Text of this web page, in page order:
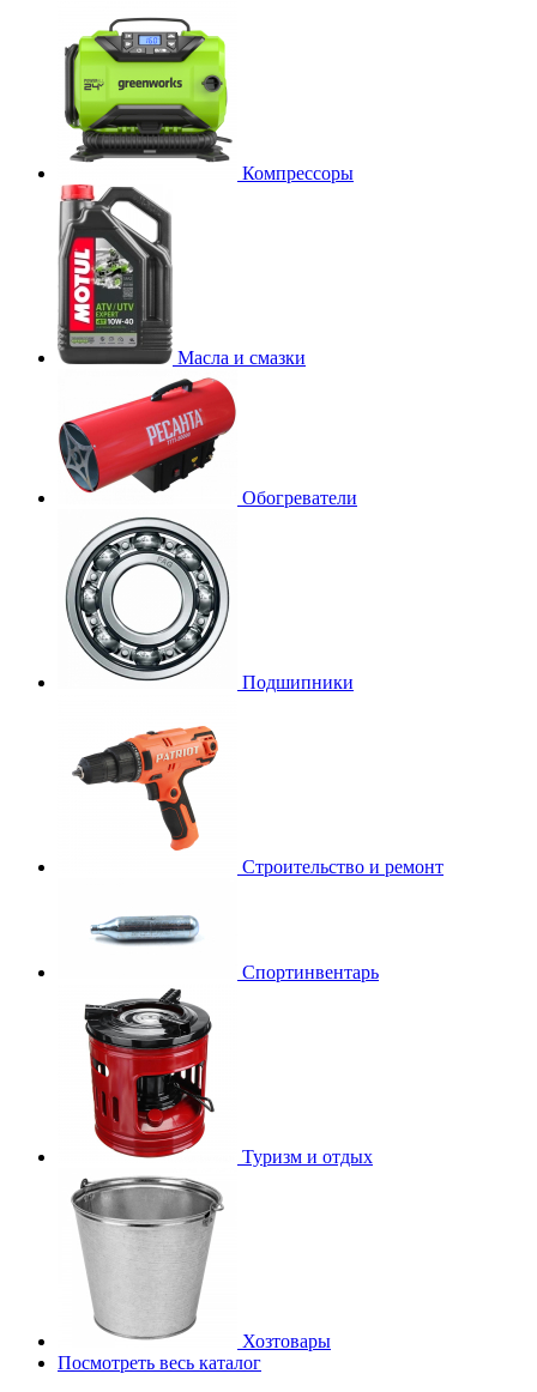
Компрессоры
Масла и смазки
Обогреватели
Подшипники
Строительство и ремонт
Спортинвентарь
Туризм и отдых
Хозтовары
Посмотреть весь каталог